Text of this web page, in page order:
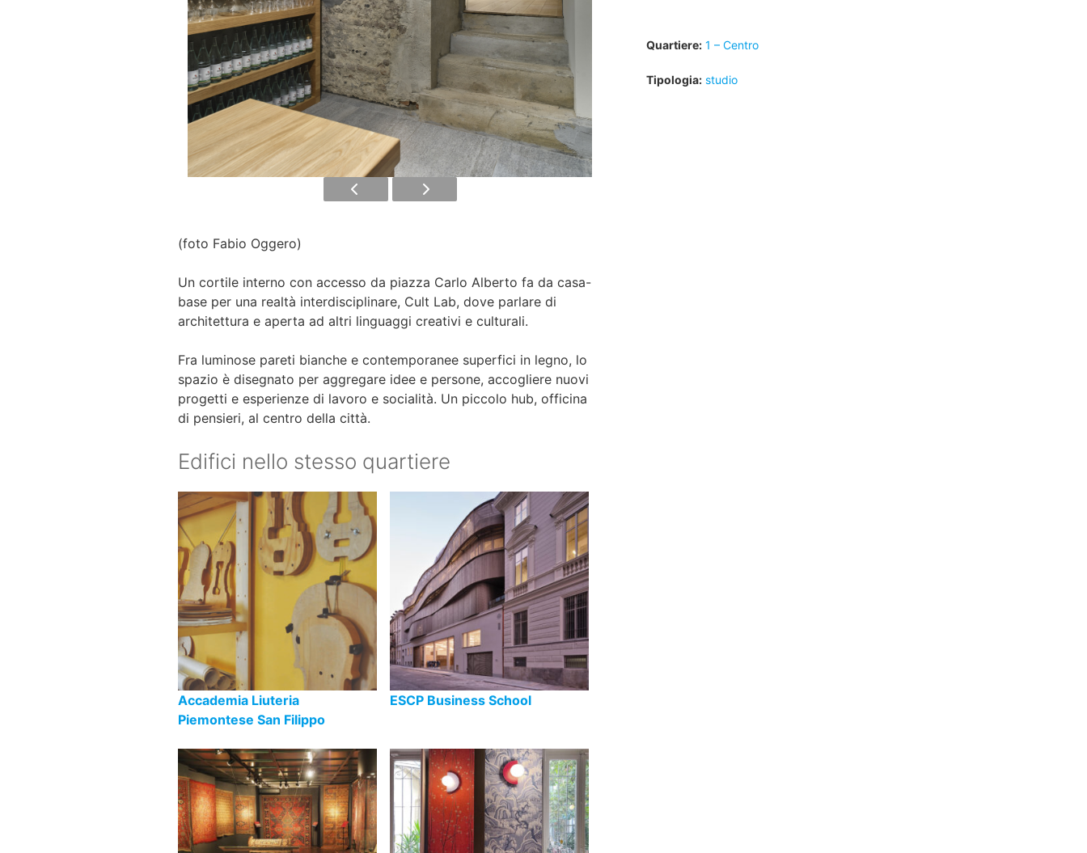
(foto Fabio Oggero)
Un cortile interno con accesso da piazza Carlo Alberto fa da casa-
base per una realtà interdisciplinare, Cult Lab, dove parlare di
architettura e aperta ad altri linguaggi creativi e culturali.
Fra luminose pareti bianche e contemporanee superfici in legno, lo
spazio è disegnato per aggregare idee e persone, accogliere nuovi
progetti e esperienze di lavoro e socialità. Un piccolo hub, officina
di pensieri, al centro della città.
Quartiere: 1 – Centro
Tipologia: studio
Edifici nello stesso quartiere
Accademia Liuteria
Piemontese San Filippo
ESCP Business School